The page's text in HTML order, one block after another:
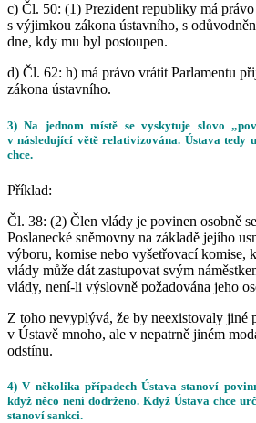
c) Čl. 50: (1) Prezident republiky má právo
s výjimkou zákona ústavního, s
dne, kdy mu byl postoupen.
d) Čl. 62: h) má právo vrátit Parlamentu
zákona ústavního.
3) Na jednom místě se vyskytuje slovo
v následující větě relativizována. Ústava tedy
chce.
Příklad:
Čl. 38: (2) Člen vlády je povinen osobně
Poslanecké sněmovny na základě jejího
výboru, komise nebo vyšetřovací komise,
vlády může dát zastupovat svým
vlády, není-li výslovně požadována jeho
Z toho nevyplývá, že by neexistovaly jiné
v Ústavě mnoho, ale v nepatrně jiném
odstínu.
4) V několika případech Ústava stanoví
když něco není dodrženo. Když Ústava chce
stanoví sankci.